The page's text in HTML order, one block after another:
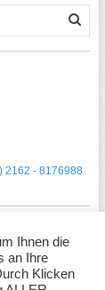
2162 - 8176988
Ihnen die
an Ihre
Klicken